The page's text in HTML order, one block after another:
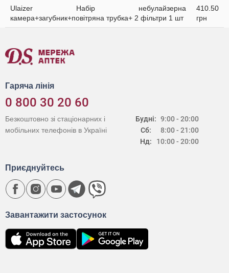
Ulaizer Набір небулайзерна
камера+загубник+повітряна трубка+ 2 фільтри 1 шт
410.50
грн
Гаряча лінія
0 800 30 20 60
Будні:
Сб:
Нд:
9:00 - 20:00
8:00 - 21:00
10:00 - 20:00
Безкоштовно зі стаціонарних і
мобільних телефонів в Україні
Завантажити застосунок
Приєднуйтесь